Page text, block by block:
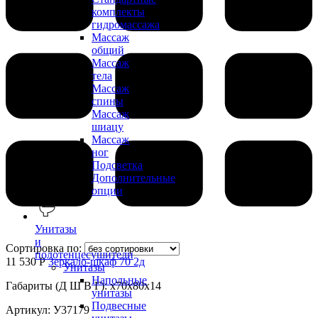
комплекты
гидромассажа
Массаж
общий
Массаж
тела
Массаж
спины
Массаж
шиацу
Массаж
ног
Подсветка
Дополнительные
опции
Унитазы
и
полотенцесушители
Унитазы
Напольные
унитазы
Подвесные
Сортировка по:
11 530 РЗеркало-шкаф 70 2д
Габариты (Д Ш В Г): x70x80x14
Артикул: У37179